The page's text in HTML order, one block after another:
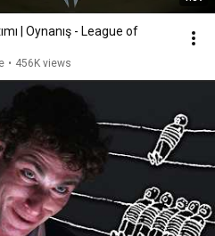
| Oynanış - League of
• 456K views